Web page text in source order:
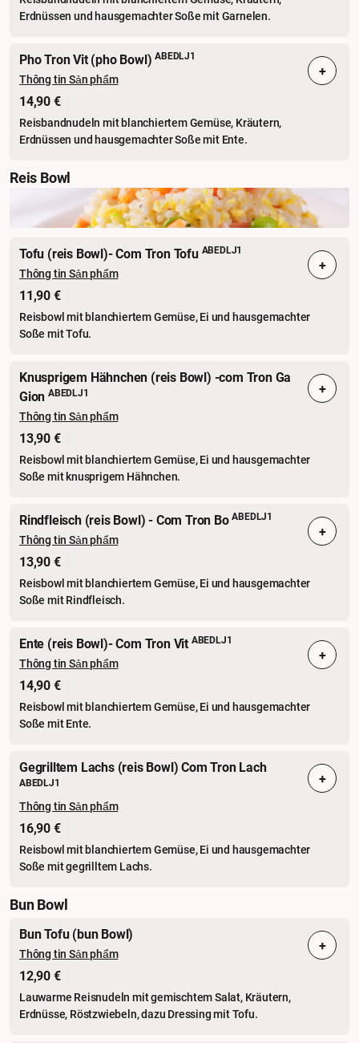
Erdnüssen und hausgemachter Soße mit Garnelen.
Pho Tron Vit (pho Bowl)ABEDLJ1
Thông tin Sản phẩm
14,90 €
Reisbandnudeln mit blanchiertem Gemüse, Kräutern,
Erdnüssen und hausgemachter Soße mit Ente.
+
Reis Bowl
Tofu (reis Bowl)- Com Tron Tofu ABEDLJ1
Thông tin Sản phẩm
11,90 €
Reisbowl mit blanchiertem Gemüse, Ei und hausgemachter
Soße mit Tofu.
+
Knusprigem Hähnchen (reis Bowl) -com Tron Ga
Gion ABEDLJ1
Thông tin Sản phẩm
13,90 €
Reisbowl mit blanchiertem Gemüse, Ei und hausgemachter
Soße mit knusprigem Hähnchen.
+
Rindfleisch (reis Bowl) - Com Tron BoABEDLJ1
Thông tin Sản phẩm
13,90 €
Reisbowl mit blanchiertem Gemüse, Ei und hausgemachter
Soße mit Rindfleisch.
+
Ente (reis Bowl)- Com Tron Vit ABEDLJ1
Thông tin Sản phẩm
14,90 €
Reisbowl mit blanchiertem Gemüse, Ei und hausgemachter
Soße mit Ente.
+
Gegrilltem Lachs (reis Bowl) Com Tron Lach
ABEDLJ1
Thông tin Sản phẩm
16,90 €
Reisbowl mit blanchiertem Gemüse, Ei und hausgemachter
Soße mit gegrilltem Lachs.
+
Bun Bowl
Bun Tofu (bun Bowl)
Thông tin Sản phẩm
12,90 €
Lauwarme Reisnudeln mit gemischtem Salat, Kräutern,
Erdnüsse, Röstzwiebeln, dazu Dressing mit Tofu.
+